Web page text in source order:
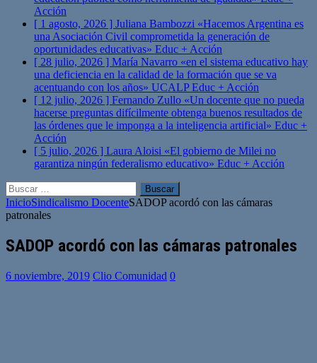
Acción
[ 1 agosto, 2026 ] Juliana Bambozzi «Hacemos Argentina es
una Asociación Civil comprometida la generación de
oportunidades educativas» Educ + Acción
[ 28 julio, 2026 ] María Navarro «en el sistema educativo hay
una deficiencia en la calidad de la formación que se va
acentuando con los años» UCALPEduc + Acción
[ 12 julio, 2026 ] Fernando Zullo «Un docente que no pueda
hacerse preguntas difícilmente obtenga buenos resultados de
las órdenes que le imponga a la inteligencia artificial» Educ +
Acción
[ 5 julio, 2026 ] Laura Aloisi «El gobierno de Milei no
garantiza ningún federalismo educativo» Educ + Acción
Buscar:
InicioSindicalismo DocenteSADOP acordó con las cámaras
patronales
SADOP acordó con las cámaras patronales
6 noviembre, 2019 Clio Comunidad 0